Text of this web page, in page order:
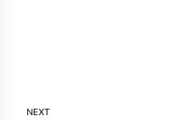
NEXT